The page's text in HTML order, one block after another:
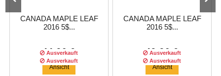
CANADA MAPLE LEAF
2016 5$...
44,96 €
Ausverkauft
Ansicht
CANADA MAPLE LEAF
2016 5$...
49,96 €
Ausverkauft
Ansicht
Ausverkauft Ausverkauft